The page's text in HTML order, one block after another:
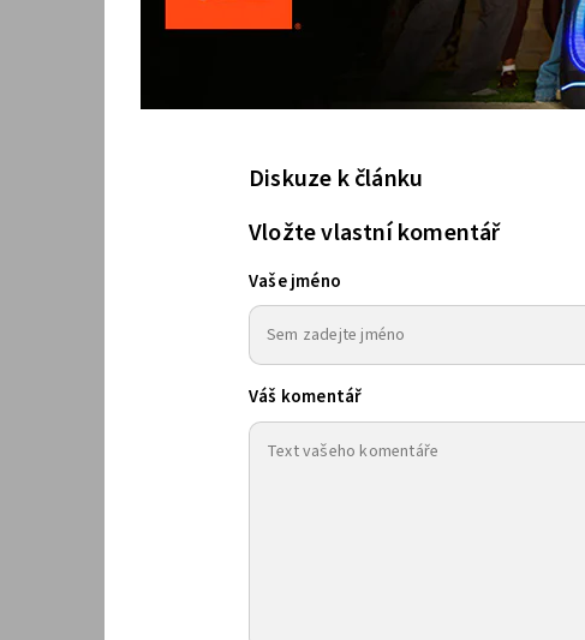
Diskuze k článku
Vložte vlastní komentář
Vaše jméno
Váš komentář